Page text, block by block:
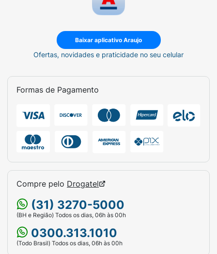
Baixar aplicativo Araujo
Ofertas, novidades e praticidade no seu celular
Formas de Pagamento
Compre pelo Drogatel
(31) 3270-5000
(BH e Região) Todos os dias, 06h às 00h
0300.313.1010
(Todo Brasil) Todos os dias, 06h às 00h